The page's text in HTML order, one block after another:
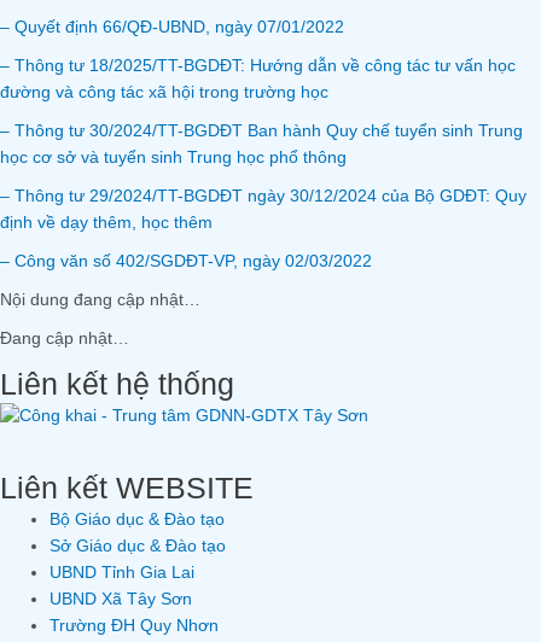
– Quyết định 66/QĐ-UBND, ngày 07/01/2022
– Thông tư 18/2025/TT-BGDĐT: Hướng dẫn về công tác tư vấn học
đường và công tác xã hội trong trường học
– Thông tư 30/2024/TT-BGDĐT Ban hành Quy chế tuyển sinh Trung
học cơ sở và tuyển sinh Trung học phổ thông
– Thông tư 29/2024/TT-BGDĐT ngày 30/12/2024 của Bộ GDĐT: Quy
định về dạy thêm, học thêm
– Công văn số 402/SGDĐT-VP, ngày 02/03/2022
Nội dung đang cập nhật…
Đang cập nhật…
Liên kết hệ thống
Liên kết WEBSITE
Bộ Giáo dục & Đào tạo
Sở Giáo dục & Đào tạo
UBND Tỉnh Gia Lai
UBND Xã Tây Sơn
Trường ĐH Quy Nhơn